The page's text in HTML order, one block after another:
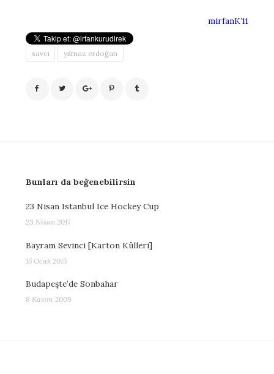
mirfanK’11
savcı yılmaz erdoğan
Bunları da beğenebilirsin
23 Nisan Istanbul Ice Hockey Cup
23 Nisan 2017
Bayram Sevinci [Karton Külleri]
15 Ocak 2015
Budapeşte’de Sonbahar
8 Kasım 2009